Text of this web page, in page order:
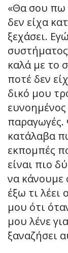
«Θα σου πω
δεν είχα
ξεχάσει.
καλά με το
ποτέ δεν
δικό μου
παραγωγές.
κατάλαβα
εκπομπές
είναι πιο
να κάνουμε
έξω τι λέει
μου ότι
μου λένε
ξαναζήσει